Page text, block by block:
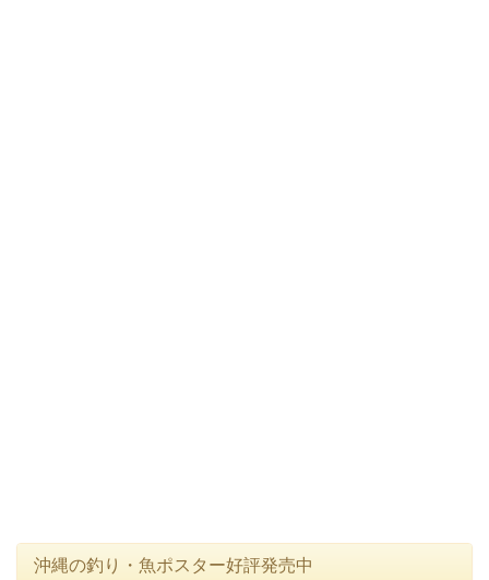
沖縄の釣り・魚ポスター好評発売中